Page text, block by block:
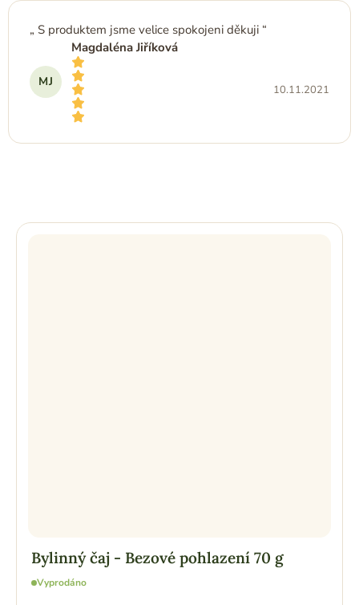
Bylinný čaj - Bezové pohlazení 70 g
Vyprodáno
hvězdiček.
V
n
o
MJ
Magdaléna Jiříková
10.11.2021
S produktem jsme velice spokojeni děkuji